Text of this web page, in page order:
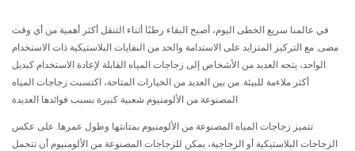
في عالمنا سريع الخطى اليوم، أصبح البقاء رطبًا أثناء التنقل أكثر أهمية من أي وقت
مضى. مع التركيز المتزايد على الاستدامة والحد من النفايات البلاستيكية ذات الاستخدام
الواحد، يتجه العديد من الأشخاص إلى زجاجات المياه القابلة لإعادة الاستخدام كبديل
أكثر ملاءمة للبيئة. من بين العديد من الخيارات المتاحة، اكتسبت زجاجات المياه
تتميز زجاجات المياه المصنوعة من الألومنيوم بمتانتها وطول عمرها. على عكس
الزجاجات البلاستيكية أو الزجاجية، يمكن للزجاجات المصنوعة من الألومنيوم أن تتحمل